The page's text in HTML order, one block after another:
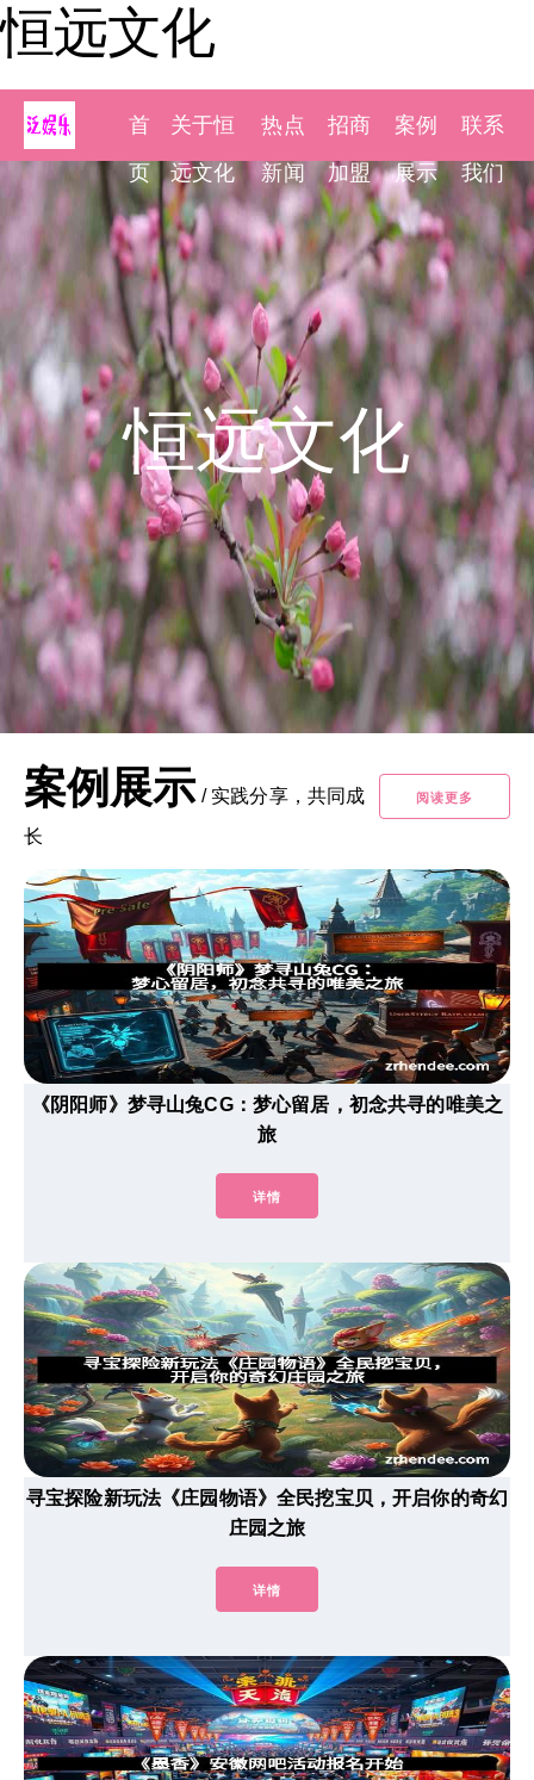
恒远文化
首
页
关于恒
远文化
热点
新闻
招商
加盟
案例
展示
联系
我们
恒远文化
案例展示 / 实践分享，共同成
长
阅读更多
《阴阳师》梦寻山兔CG：梦心留居，初念共寻的唯美之
旅
详情
寻宝探险新玩法《庄园物语》全民挖宝贝，开启你的奇幻
庄园之旅
详情